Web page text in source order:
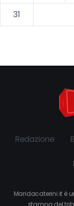
31
Redazione
Maridacaterini.it è
stampa del